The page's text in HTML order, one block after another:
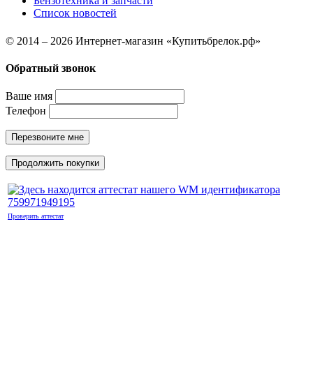
Список новостей
© 2014 – 2026 Интернет-магазин «Купитьбрелок.рф»
Обратный звонок
Ваше имя
Телефон
Перезвоните мне
Продолжить покупки
Проверить аттестат